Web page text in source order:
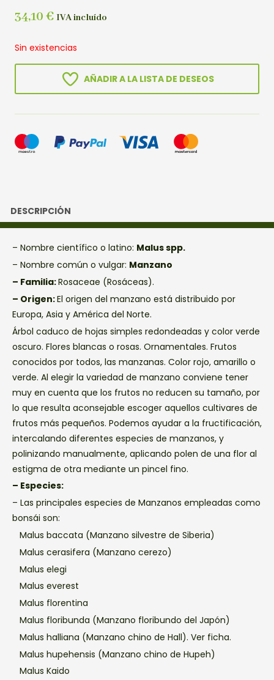
34,10 € IVA incluído
Sin existencias
AÑADIR A LA LISTA DE DESEOS
DESCRIPCIÓN
– Nombre científico o latino: Malus spp.
– Nombre común o vulgar: Manzano
– Familia:Rosaceae (Rosáceas).
– Origen:El origen del manzano está distribuido por
Europa, Asia y América del Norte.
Árbol caduco de hojas simples redondeadas y color verde
oscuro. Flores blancas o rosas. Ornamentales. Frutos
conocidos por todos, las manzanas. Color rojo, amarillo o
verde. Al elegir la variedad de manzano conviene tener
muy en cuenta que los frutos no reducen su tamaño, por
lo que resulta aconsejable escoger aquellos cultivares de
frutos más pequeños. Podemos ayudar a la fructificación,
intercalando diferentes especies de manzanos, y
polinizando manualmente, aplicando polen de una flor al
estigma de otra mediante un pincel fino.
– Especies:
– Las principales especies de Manzanos empleadas como
bonsái son:
Malus baccata (Manzano silvestre de Siberia)
Malus cerasifera (Manzano cerezo)
Malus elegi
Malus everest
Malus florentina
Malus floribunda (Manzano floribundo del Japón)
Malus halliana (Manzano chino de Hall). Ver ficha.
Malus hupehensis (Manzano chino de Hupeh)
Malus Kaido